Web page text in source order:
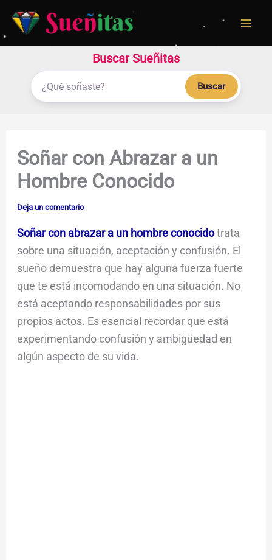
contenido
Buscar Sueñitas
Buscar
Soñar con Abrazar a un
Hombre Conocido
Deja un comentario
Soñar con abrazar a un hombre conocidotrata
sobre una situación, aceptación y confusión. El
sueño demuestra que hay alguna fuerza fuerte
que te está incomodando en una situación. No
está aceptando responsabilidades por sus
propios actos. Es esencial recordar que está
experimentando confusión y ambigüedad en
algún aspecto de su vida.